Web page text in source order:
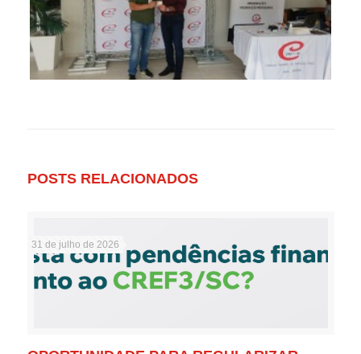
POSTS RELACIONADOS
31 de julho de 2026